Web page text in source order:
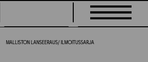
MALLISTON LANSEERAUS/ ILMOITUSSARJA